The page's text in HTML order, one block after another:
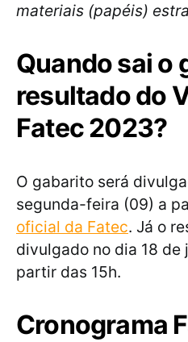
materiais (papéis)
Quando sai o
resultado do
Fatec 2023?
O gabarito será
segunda-feira (09) a
oficial da Fatec. Já o
divulgado no dia 18 de
partir das 15h.
Cronograma